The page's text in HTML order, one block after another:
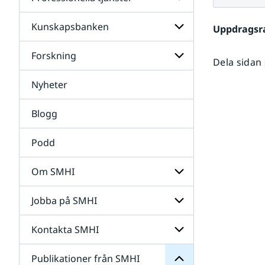
för
Data
Undersidor
för
Professionella
tjänster
Kunskapsbanken
Undersidor
för
Forskning
för
Nyheter
Blogg
Podd
Om SMHI
Undersidor
för
Om
SMHI
Jobba på SMHI
Undersidor
för
Jobba
Kontakta SMHI
Undersidor
Publikationer från SMHI
Undersidor
för
Publikationer
från
SMHI
Dela sidan